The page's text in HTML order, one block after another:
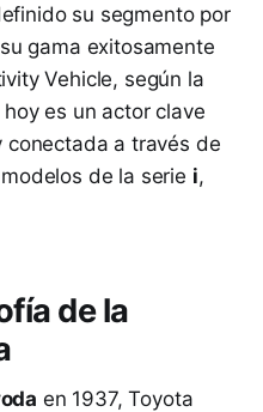
su segmento por
gama exitosamente
Vehicle, según la
es un actor clave
conectada a través de
de la serie i,
de la
en 1937, Toyota